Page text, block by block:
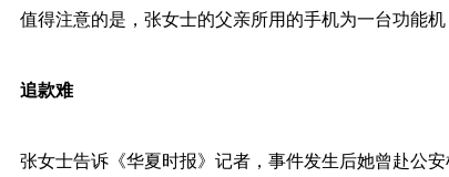
值得注意的是，张女士的父亲所用的手机为一台功能
追款难
张女士告诉《华夏时报》记者，事件发生后她曾赴公